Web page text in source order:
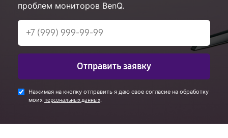
проблем мониторов BenQ.
Отправить заявку
Нажимая на кнопку отправить я даю свое согласие на обработку
моих персональных данных.